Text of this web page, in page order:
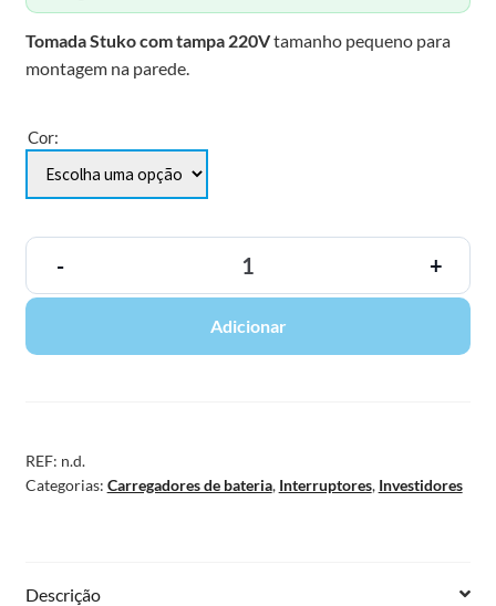
Tomada Stuko com tampa 220Vtamanho pequeno para
montagem na parede.
Cor:
- +
Adicionar
REF: n.d.
Categorias: Carregadores de bateria, Interruptores, Investidores
Descrição